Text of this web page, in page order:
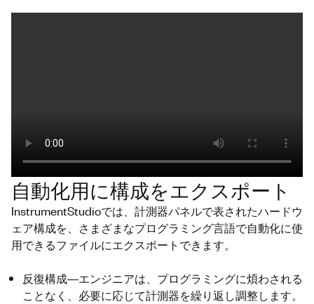
自動化用に構成をエクスポート
InstrumentStudioでは、計測器パネルで表されたハードウ
ェア構成を、さまざまなプログラミング言語で自動化に使
用できるファイルにエクスポートできます。
反復構成―エンジニアは、プログラミングに煩わされる
ことなく、必要に応じて計測器を繰り返し調整します。